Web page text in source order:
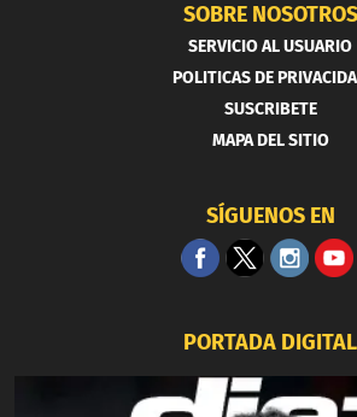
SOBRE NOSOTROS
SERVICIO AL USUARIO
POLITICAS DE
SUSCRIBETE
MAPA DEL SITIO
SÍGUENOS EN
PORTADA DIGITAL